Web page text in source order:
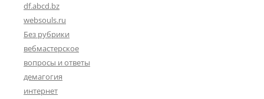
df.abcd.bz
websouls.ru
Без рубрики
вебмастерское
вопросы и ответы
демагогия
интернет